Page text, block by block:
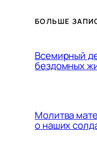
БОЛЬШЕ
Всемирный
бездомных
Молитва
о наших